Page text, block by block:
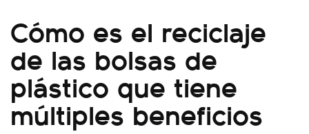
Cómo es el reciclaje
de las bolsas de
plástico que tiene
múltiples beneficios